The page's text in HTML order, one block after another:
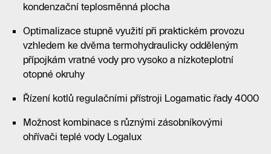
kondenzační teplosměnná plocha
Optimalizace stupně využití při praktickém provozu
vzhledem ke dvěma termohydraulicky odděleným
přípojkám vratné vody pro vysoko a nízkoteplotní
otopné okruhy
Řízení kotlů regulačními přístroji Logamatic řady 4000
Možnost kombinace s různými zásobníkovými
ohřívači teplé vody Logalux